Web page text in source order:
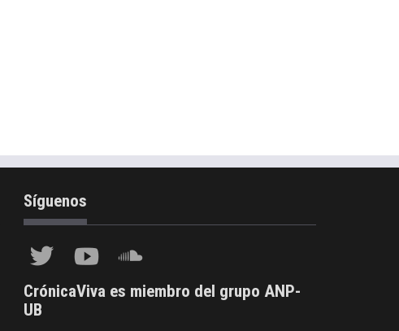
Síguenos
CrónicaViva es miembro del grupo ANP-
UB